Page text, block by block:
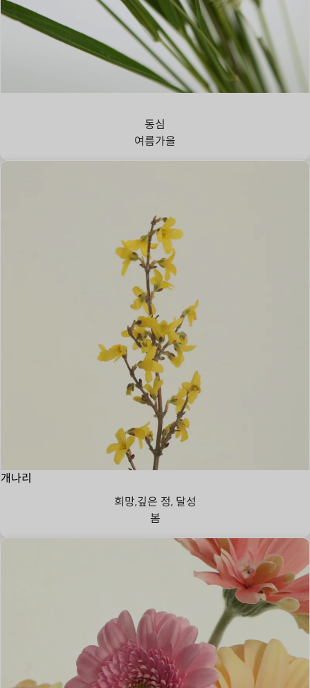
동심
여름가을
개나리
희망,깊은 정, 달성
봄